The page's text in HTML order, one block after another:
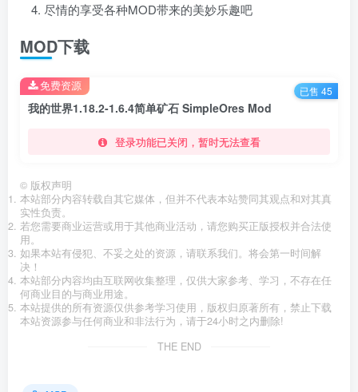
尽情的享受各种MOD带来的美妙乐趣吧
MOD下载
我的世界1.18.2-1.6.4简单矿石 SimpleOres Mod
登录功能已关闭，暂时无法查看
免费资源 已售 45
© 版权声明
本站部分内容转载自其它媒体，但并不代表本站赞同其观点和对其真
实性负责。
若您需要商业运营或用于其他商业活动，请您购买正版授权并合法使
用。
如果本站有侵犯、不妥之处的资源，请联系我们。将会第一时间解
决！
本站部分内容均由互联网收集整理，仅供大家参考、学习，不存在任
何商业目的与商业用途。
本站提供的所有资源仅供参考学习使用，版权归原著所有，禁止下载
本站资源参与任何商业和非法行为，请于24小时之内删除!
THE END